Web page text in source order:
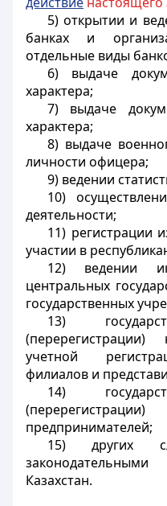
5) открытии и
банках и
отдельные виды
6) выдаче
характера;
7) выдаче
характера;
8) выдаче
личности офицера;
9) ведении
10)
деятельности;
11) регистрации
участии в
12) ведении
центральных
государственных
13)
учетной
филиалов и
14)
предпринимателей;
15) других
Казахстан.